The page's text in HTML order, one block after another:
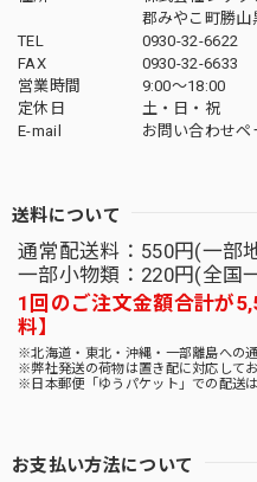
郡みやこ町勝山
TEL
0930-32-6622
FAX
0930-32-6633
営業時間
9:00〜18:00
定休日
土・日・祝
E-mail
お問い合わせペ
送料について
通常配送料：550円(一部
一部小物類：220円(全国
1回のご注文金額合計が
料】
※北海道・東北・沖縄・一部離島への
※弊社発送の荷物は置き配に対応してお
※日本郵便「ゆうパケット」での配送
お支払い方法について